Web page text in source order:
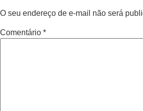
O seu endereço de e-mail não será
Comentário *